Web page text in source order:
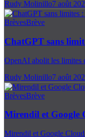
Rudy Molinillo7 août
BrèvesBrève
ChatGPT sans
OpenAI abolit les limites
Rudy Molinillo7 août
BrèvesBrève
Mirendil et Google
Mirendil et Google Cloud